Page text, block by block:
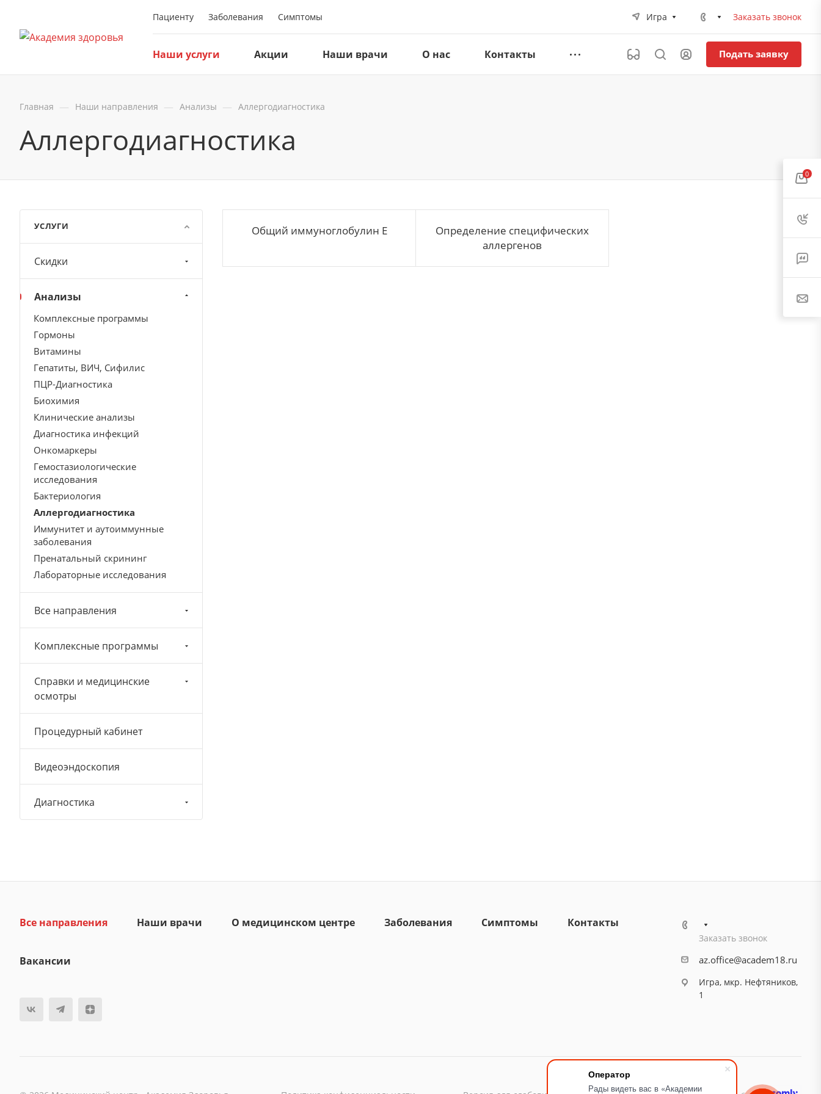
Оператор
Рады видеть вас в «Академии
Пациенту Заболевания Симптомы Игра Заказать звонок
Наши услуги Акции Наши врачи О нас Контакты Подать заявку
Главная — Наши направления — Анализы — Аллергодиагностика
Аллергодиагностика
Общий иммуноглобулин Е
Определение специфических
аллергенов
УСЛУГИ
Скидки
Анализы
Комплексные программы
Гормоны
Витамины
Гепатиты, ВИЧ, Сифилис
ПЦР-Диагностика
Биохимия
Клинические анализы
Диагностика инфекций
Онкомаркеры
Гемостазиологические
исследования
Бактериология
Аллергодиагностика
Иммунитет и аутоиммунные
заболевания
Пренатальный скрининг
Лабораторные исследования
Все направления
Комплексные программы
Справки и медицинские
осмотры
Процедурный кабинет
Видеоэндоскопия
Диагностика
Все направления Наши врачи О медицинском центре Заболевания Симптомы Контакты
Вакансии
Заказать звонок
az.office@academ18.ru
Игра, мкр. Нефтяников,
1
0